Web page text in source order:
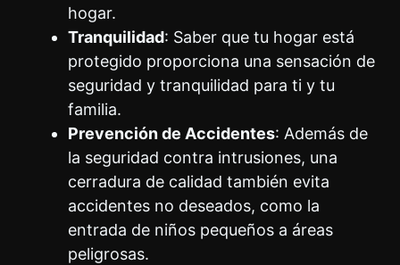
hogar.
Tranquilidad: Saber que tu hogar está
protegido proporciona una sensación de
seguridad y tranquilidad para ti y tu
familia.
Prevención de Accidentes: Además de
la seguridad contra intrusiones, una
cerradura de calidad también evita
accidentes no deseados, como la
entrada de niños pequeños a áreas
peligrosas.